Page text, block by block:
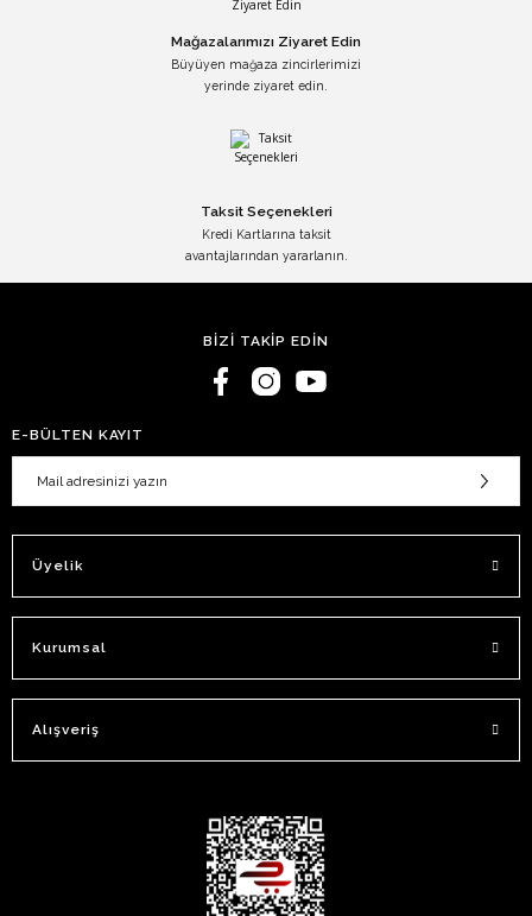
Mağazalarımızı Ziyaret Edin
Büyüyen mağaza zincirlerimizi
yerinde ziyaret edin.
Taksit Seçenekleri
Kredi Kartlarına taksit
avantajlarından yararlanın.
BİZİ TAKİP EDİN
E-BÜLTEN KAYIT
Üyelik
Kurumsal
Alışveriş